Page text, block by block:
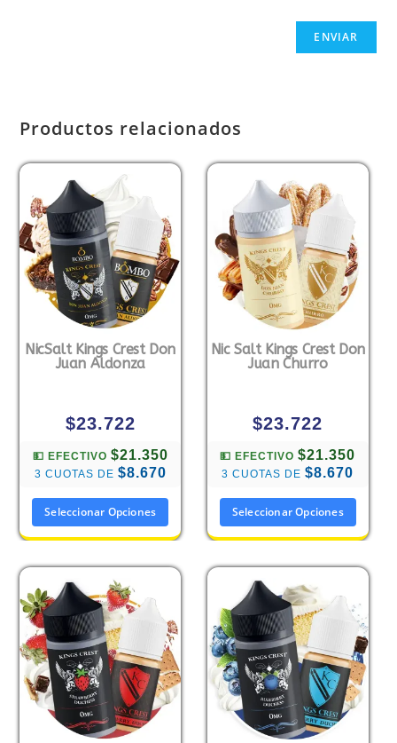
Productos relacionados
NicSalt Kings Crest Don
Juan Aldonza
$23.722
💵 EFECTIVO $21.350
3 CUOTAS DE $8.670
Seleccionar Opciones
Nic Salt Kings Crest Don
Juan Churro
$23.722
💵 EFECTIVO$21.350
3 CUOTAS DE$8.670
Seleccionar Opciones